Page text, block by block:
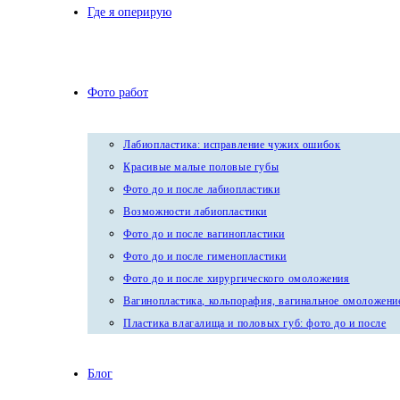
Где я оперирую
Фото работ
Лабиопластика: исправление чужих ошибок
Красивые малые половые губы
Фото до и после лабиопластики
Возможности лабиопластики
Фото до и после вагинопластики
Фото до и после гименопластики
Фото до и после хирургического омоложения
Вагинопластика, кольпорафия, вагинальное
Пластика влагалища и половых губ: фото до и после
Блог